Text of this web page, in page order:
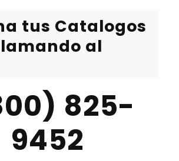
tus Catalogos
al
825-
9452